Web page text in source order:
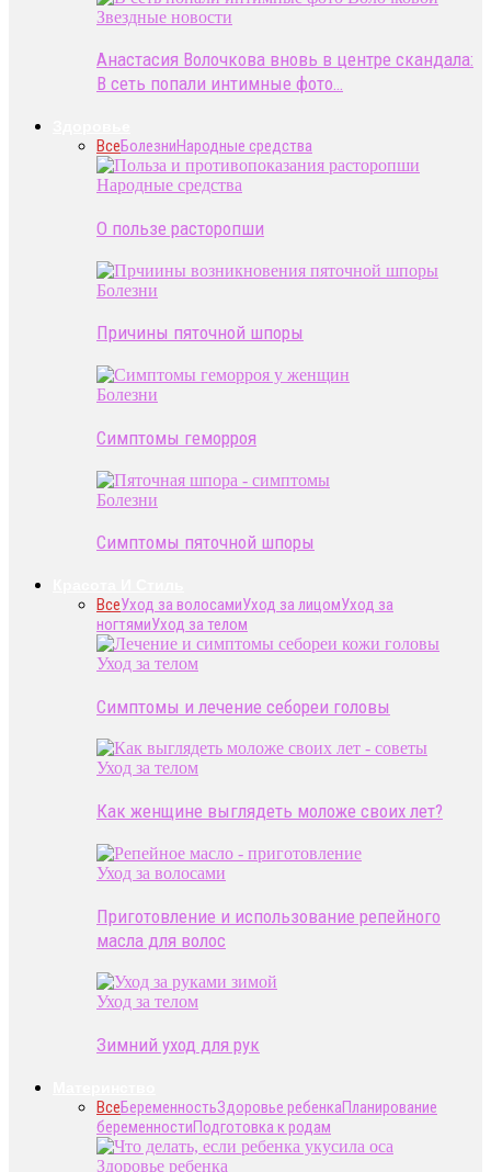
Звездные новости
Анастасия Волочкова вновь в центре скандала:
В сеть попали интимные фото…
ВсеБолезниНародные средства
Народные средства
О пользе расторопши
Болезни
Причины пяточной шпоры
Болезни
Симптомы геморроя
Болезни
Симптомы пяточной шпоры
ВсеУход за волосамиУход за лицомУход за
ногтямиУход за телом
Уход за телом
Симптомы и лечение себореи головы
Уход за телом
Как женщине выглядеть моложе своих лет?
Уход за волосами
Приготовление и использование репейного
масла для волос
Уход за телом
Зимний уход для рук
ВсеБеременностьЗдоровье ребенкаПланирование
беременностиПодготовка к родам
Здоровье ребенка